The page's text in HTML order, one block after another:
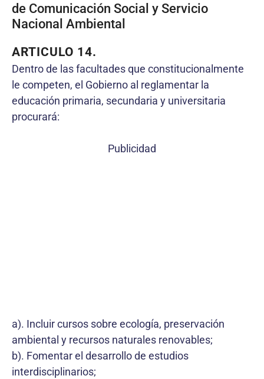
de Comunicación Social y Servicio
Nacional Ambiental
ARTICULO 14.
Dentro de las facultades que constitucionalmente
le competen, el Gobierno al reglamentar la
educación primaria, secundaria y universitaria
procurará:
Publicidad
a). Incluir cursos sobre ecología, preservación
ambiental y recursos naturales renovables;
b). Fomentar el desarrollo de estudios
interdisciplinarios;